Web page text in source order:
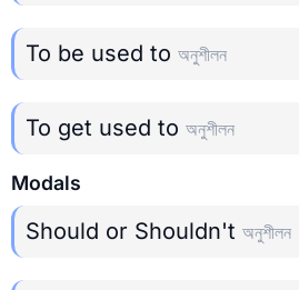
To be used to অনুশীলন
To get used to অনুশীলন
Modals
Should or Shouldn't অনুশীলন